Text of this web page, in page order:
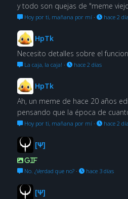
y todo son quejas de "meme
Hoy por ti, mañana por mí· hace 2
HpTk
Necesito detalles sobre el
La caja, la caja! · hace 2 días
HpTk
Ah, un meme de hace 20 años
pensando que la época de
Hoy por ti, mañana por mí· hace 2
[Ψ]
GIF
No. ¿Verdad que no?· hace 3 días
[Ψ]